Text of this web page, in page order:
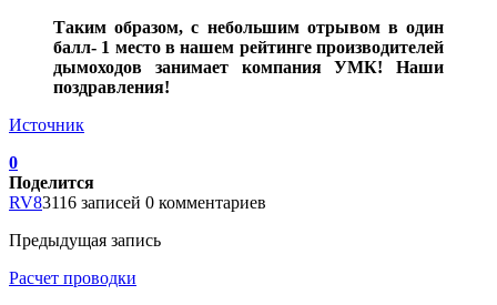
Таким образом, с небольшим отрывом в один
балл- 1 место в нашем рейтинге производителей
дымоходов занимает компания УМК! Наши
поздравления!
Источник
0
Поделится
RV83116 записей 0 комментариев
Предыдущая запись
Расчет проводки